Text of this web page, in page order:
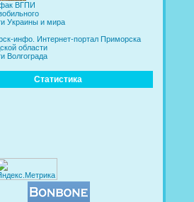
ВГПИ
Украины и мира
инфо. Интернет-портал Приморска
области
Волгограда
Статистика